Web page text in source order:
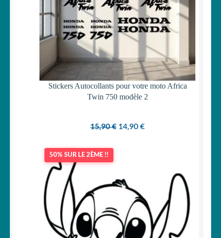
Stickers Autocollants pour votre moto Africa
Twin 750 modèle 2
15,90€ Le
14,90 €Le
50% SUR LE 2ÈME !!